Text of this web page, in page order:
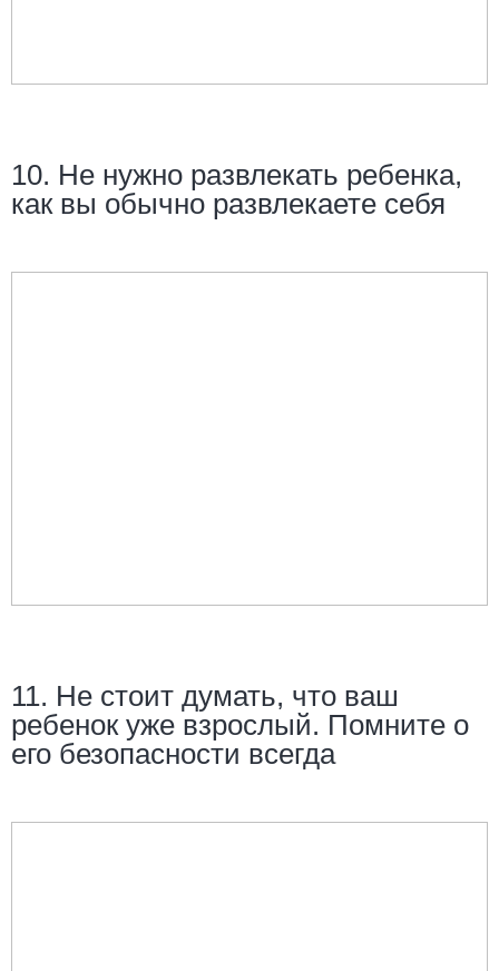
10. Не нужно развлекать ребенка,
как вы обычно развлекаете себя
11. Не стоит думать, что ваш
ребенок уже взрослый. Помните о
его безопасности всегда